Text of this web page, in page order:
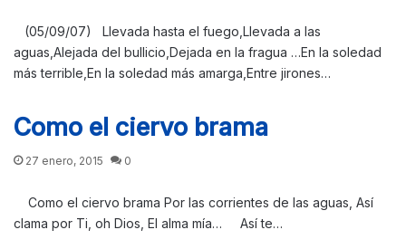
(05/09/07) Llevada hasta el fuego,Llevada a las
aguas,Alejada del bullicio,Dejada en la fragua …En la soledad
más terrible,En la soledad más amarga,Entre jirones…
Como el ciervo brama
27 enero, 2015 0
Como el ciervo brama Por las corrientes de las aguas, Así
clama por Ti, oh Dios, El alma mía… Así te…